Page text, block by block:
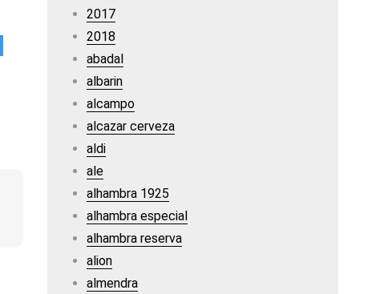
2017
2018
abadal
albarin
alcampo
alcazar cerveza
aldi
ale
alhambra 1925
alhambra especial
alhambra reserva
alion
almendra